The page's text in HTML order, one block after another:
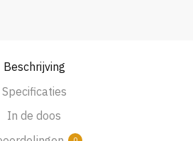
Beschrijving
Specificaties
In de doos